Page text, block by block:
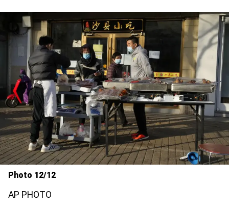
Photo 12/12
AP PHOTO